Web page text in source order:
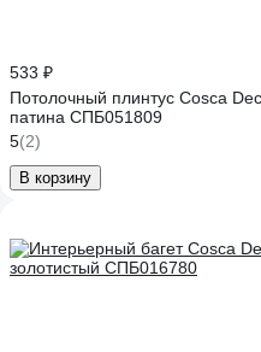
533 ₽
Потолочный плинтус Cosca
патина СПБ051809
5(2)
В корзину